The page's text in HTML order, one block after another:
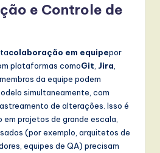
e Controle de
colaboração em equipepor
plataformas comoGit Jira
membros da equipe podem
simultaneamente, com
de alterações. Isso é
projetos de grande escala,
(por exemplo, arquitetos de
equipes de QA) precisam